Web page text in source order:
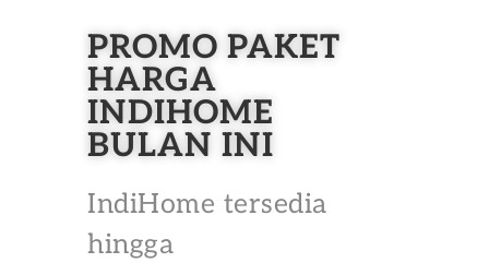
PROMO PAKET
HARGA
INDIHOME
BULAN INI
IndiHome tersedia
hingga